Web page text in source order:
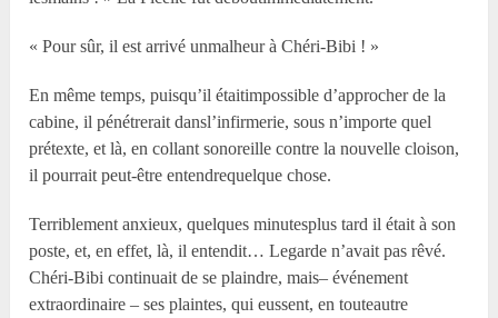
« Pour sûr, il est arrivé unmalheur à Chéri-Bibi ! »
En même temps, puisqu’il étaitimpossible d’approcher de la
cabine, il pénétrerait dansl’infirmerie, sous n’importe quel
prétexte, et là, en collant sonoreille contre la nouvelle cloison,
il pourrait peut-être entendrequelque chose.
Terriblement anxieux, quelques minutesplus tard il était à son
poste, et, en effet, là, il entendit… Legarde n’avait pas rêvé.
Chéri-Bibi continuait de se plaindre, mais– événement
extraordinaire – ses plaintes, qui eussent, en touteautre